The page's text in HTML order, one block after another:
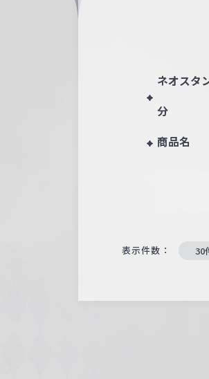
ネオスタ
分
商品名
表示件数：